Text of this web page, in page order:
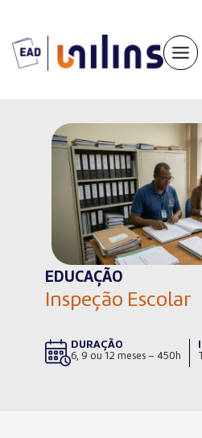
conteúdo
EDUCAÇÃO
Inspeção Escolar
DURAÇÃO
6, 9 ou 12 meses – 450h